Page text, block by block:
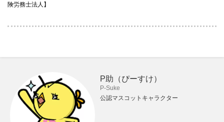
険労務士法人】
P助（ぴーすけ）
P-Suke
公認マスコットキャラクター